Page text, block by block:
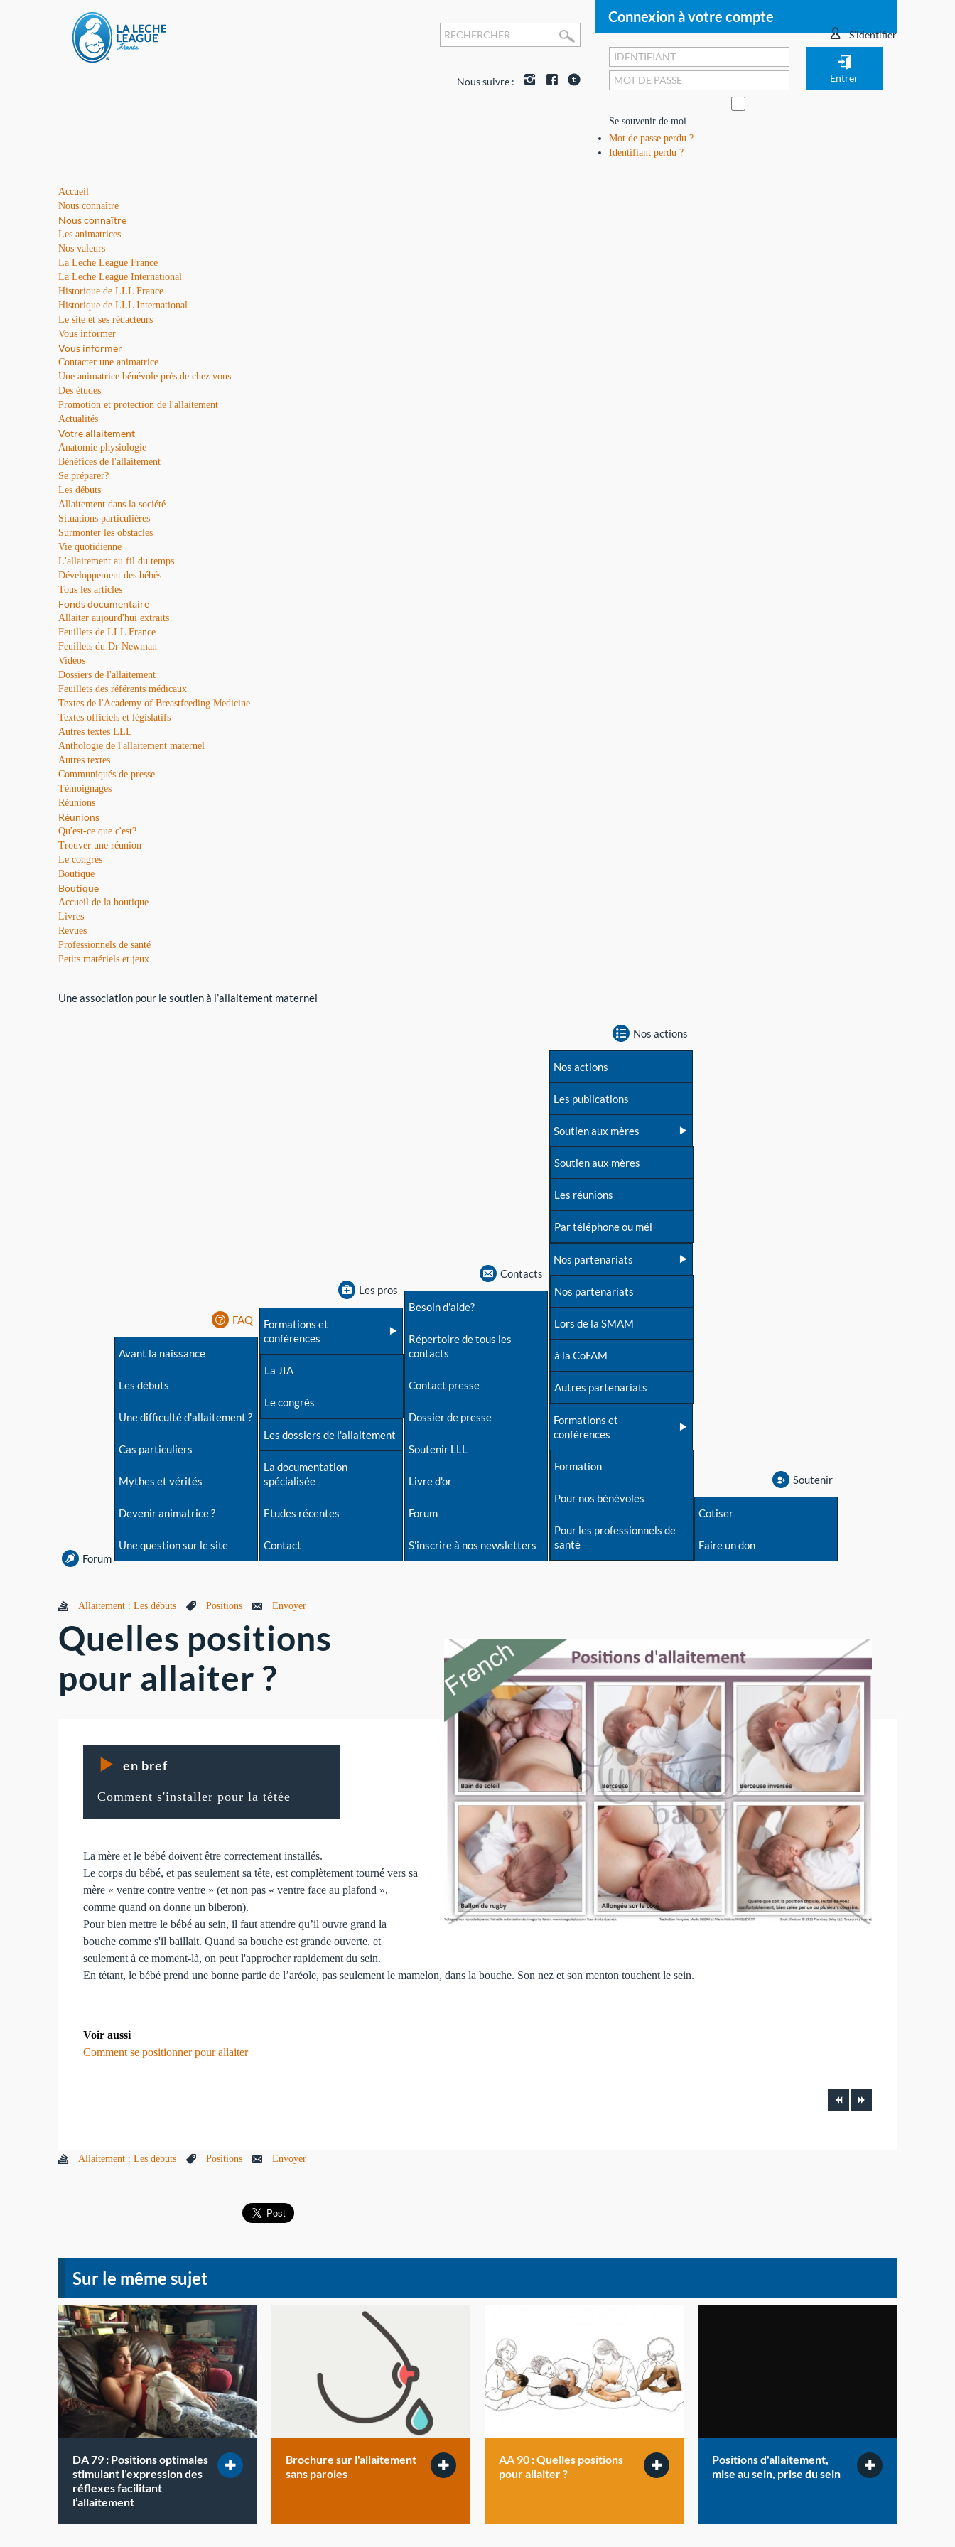
S'identifier
Connexion à votre compte
Se souvenir de moi
Mot de passe perdu ?
Identifiant perdu ?
Nous suivre :
Accueil
Nous connaître
Nous connaître
Les animatrices
Nos valeurs
La Leche League France
La Leche League International
Historique de LLL France
Historique de LLL International
Le site et ses rédacteurs
Vous informer
Vous informer
Contacter une animatrice
Une animatrice bénévole près de chez vous
Des études
Promotion et protection de l'allaitement
Actualités
Votre allaitement
Anatomie physiologie
Bénéfices de l'allaitement
Se préparer?
Les débuts
Allaitement dans la société
Situations particulières
Surmonter les obstacles
Vie quotidienne
L'allaitement au fil du temps
Développement des bébés
Tous les articles
Fonds documentaire
Allaiter aujourd'hui extraits
Feuillets de LLL France
Feuillets du Dr Newman
Vidéos
Dossiers de l'allaitement
Feuillets des référents médicaux
Textes de l'Academy of Breastfeeding Medicine
Textes officiels et législatifs
Autres textes LLL
Anthologie de l'allaitement maternel
Autres textes
Communiqués de presse
Témoignages
Réunions
Réunions
Qu'est-ce que c'est?
Trouver une réunion
Le congrès
Boutique
Boutique
Accueil de la boutique
Livres
Revues
Professionnels de santé
Petits matériels et jeux
Une association pour le soutien à l’allaitement maternel
Forum
FAQ
Avant la naissance
Les débuts
Une difficulté d'allaitement ?
Cas particuliers
Mythes et vérités
Devenir animatrice ?
Une question sur le site
Les pros
Formations et
conférences
La JIA
Le congrès
Les dossiers de l'allaitement
La documentation
spécialisée
Etudes récentes
Contact
Contacts
Besoin d'aide?
Répertoire de tous les
contacts
Contact presse
Dossier de presse
Soutenir LLL
Livre d'or
Forum
S'inscrire à nos newsletters
Nos actions
Nos actions
Les publications
Soutien aux mères
Soutien aux mères
Les réunions
Par téléphone ou mél
Nos partenariats
Nos partenariats
Lors de la SMAM
à la CoFAM
Autres partenariats
Formations et
conférences
Formation
Pour nos bénévoles
Pour les professionnels de
santé
Soutenir
Cotiser
Faire un don
Allaitement : Les débuts Positions Envoyer
Quelles positions
pour allaiter ?
en bref
Comment s'installer pour la tétée
La mère et le bébé doivent être correctement installés.
Le corps du bébé, et pas seulement sa tête, est complètement tourné vers sa
mère « ventre contre ventre » (et non pas « ventre face au plafond »,
comme quand on donne un biberon).
Pour bien mettre le bébé au sein, il faut attendre qu’il ouvre grand la
bouche comme s'il baillait. Quand sa bouche est grande ouverte, et
seulement à ce moment-là, on peut l'approcher rapidement du sein.
En tétant, le bébé prend une bonne partie de l’aréole, pas seulement le mamelon, dans la bouche. Son nez et son menton touchent le sein.
Voir aussi
Comment se positionner pour allaiter
Allaitement : Les débuts Positions Envoyer
Sur le même sujet
DA 79 : Positions optimales
stimulant l’expression des
réflexes facilitant
l’allaitement
Brochure sur l'allaitement
sans paroles
AA 90 : Quelles positions
pour allaiter ?
Positions d'allaitement,
mise au sein, prise du sein